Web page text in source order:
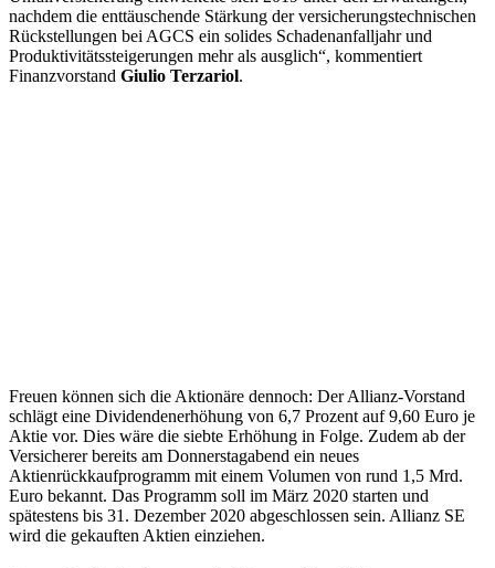
nachdem die enttäuschende Stärkung der versicherungstechnischen
Rückstellungen bei AGCS ein solides Schadenanfalljahr und
Produktivitätssteigerungen mehr als ausglich“, kommentiert
Finanzvorstand Giulio Terzariol.
Freuen können sich die Aktionäre dennoch: Der Allianz-Vorstand
schlägt eine Dividendenerhöhung von 6,7 Prozent auf 9,60 Euro je
Aktie vor. Dies wäre die siebte Erhöhung in Folge. Zudem ab der
Versicherer bereits am Donnerstagabend ein neues
Aktienrückkaufprogramm mit einem Volumen von rund 1,5 Mrd.
Euro bekannt. Das Programm soll im März 2020 starten und
spätestens bis 31. Dezember 2020 abgeschlossen sein. Allianz SE
wird die gekauften Aktien einziehen.